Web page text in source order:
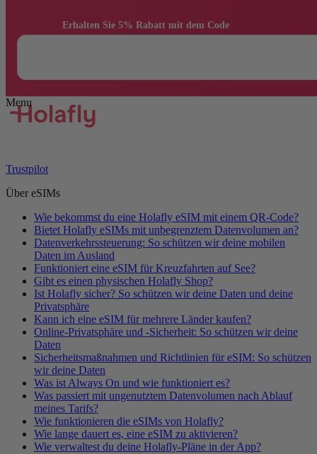
Trustpilot
Über eSIMs
Wie bekommst du eine Holafly eSIM mit einem QR-Code?
Bietet Holafly eSIMs mit unbegrenztem Datenvolumen an?
Datenverkehrssteuerung: So schützen wir deine mobilen
Daten im Ausland
Funktioniert eine eSIM für Kreuzfahrten auf See?
Gibt es einen physischen Holafly Shop?
Ist Holafly sicher? So schützen wir deine Daten und deine
Privatsphäre
Kann ich eine eSIM für mehrere Länder kaufen?
Online-Privatsphäre und -Sicherheit: So schützen wir deine
Daten
Sicherheitsmaßnahmen und Richtlinien für eSIM: So schützen
wir deine Daten
Was ist Always On und wie funktioniert es?
Was passiert mit ungenutztem Datenvolumen nach Ablauf
meines Tarifs?
Wie funktionieren die eSIMs von Holafly?
Wie lange dauert es, eine eSIM zu aktivieren?
Wie verwaltest du deine Holafly-Pläne in der App?